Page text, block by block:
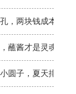
，两块钱成本卖八
蘸酱才是灵魂
圆子，夏天排队排